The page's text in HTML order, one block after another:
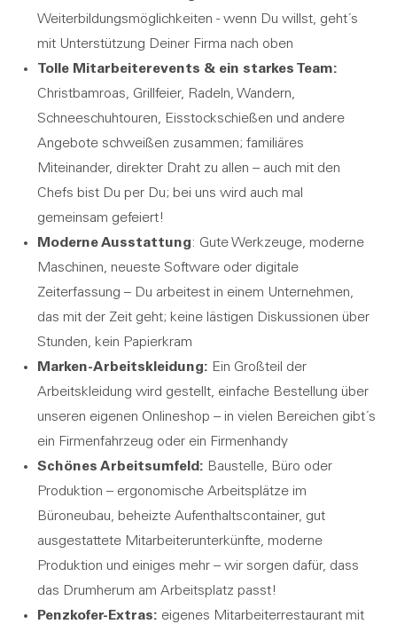
Weiterbildungsmöglichkeiten - wenn Du willst, geht´s
mit Unterstützung Deiner Firma nach oben
Tolle Mitarbeiterevents & ein starkes Team:
Christbamroas, Grillfeier, Radeln, Wandern,
Schneeschuhtouren, Eisstockschießen und andere
Angebote schweißen zusammen; familiäres
Miteinander, direkter Draht zu allen – auch mit den
Chefs bist Du per Du; bei uns wird auch mal
gemeinsam gefeiert!
Moderne Ausstattung: Gute Werkzeuge, moderne
Maschinen, neueste Software oder digitale
Zeiterfassung – Du arbeitest in einem Unternehmen,
das mit der Zeit geht; keine lästigen Diskussionen über
Stunden, kein Papierkram
Marken-Arbeitskleidung: Ein Großteil der
Arbeitskleidung wird gestellt, einfache Bestellung über
unseren eigenen Onlineshop – in vielen Bereichen gibt´s
ein Firmenfahrzeug oder ein Firmenhandy
Schönes Arbeitsumfeld: Baustelle, Büro oder
Produktion – ergonomische Arbeitsplätze im
Büroneubau, beheizte Aufenthaltscontainer, gut
ausgestattete Mitarbeiterunterkünfte, moderne
Produktion und einiges mehr – wir sorgen dafür, dass
das Drumherum am Arbeitsplatz passt!
Penzkofer-Extras: eigenes Mitarbeiterrestaurant mit